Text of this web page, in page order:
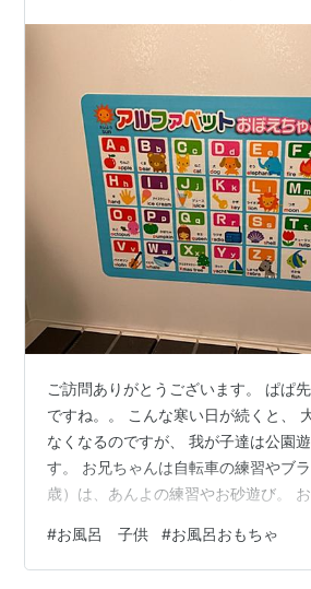
ご訪問ありがとうございます。 ぱぱ
ですね。。 こんな寒い日が続くと、
なくなるのですが、 我が子達は公園
す。 お兄ちゃんは自転車の練習やブ
歳）は、あんよの練習やお砂遊び。
変。。 おうちに帰ったらお風呂に直
家では、お風呂のスキマ時間でも、
#お風呂 子供 #お風呂おもちゃ